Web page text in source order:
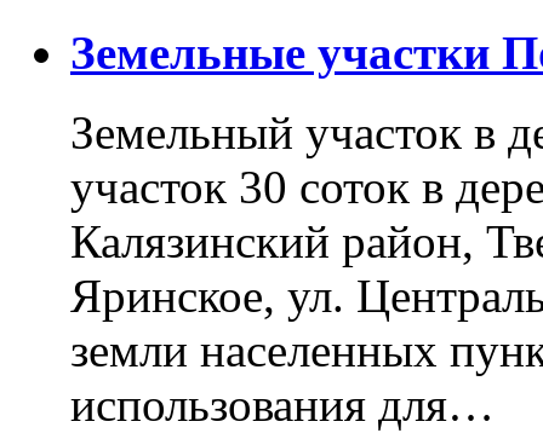
Земельные участки
Земельный участок в
участок 30 соток в
Калязинский район,
Яринское, ул.
земли населенных
использования для…